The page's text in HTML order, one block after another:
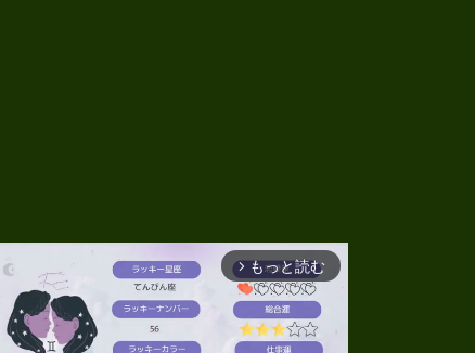
arrow_forward_ios もっと読む